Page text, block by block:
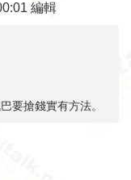
編輯
要搶錢實有方法。